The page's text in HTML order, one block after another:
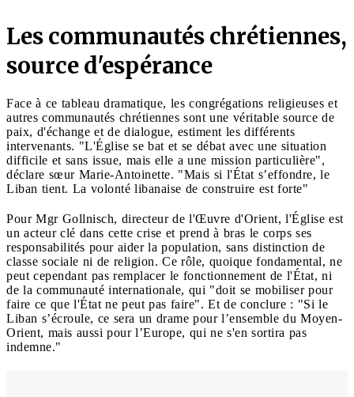
Les communautés chrétiennes,
source d'espérance
Face à ce tableau dramatique, les congrégations religieuses et
autres communautés chrétiennes sont une véritable source de
paix, d'échange et de dialogue, estiment les différents
intervenants. "L'Église se bat et se débat avec une situation
difficile et sans issue, mais elle a une mission particulière",
déclare sœur Marie-Antoinette. "Mais si l'État s’effondre, le
Liban tient. La volonté libanaise de construire est forte"
Pour Mgr Gollnisch, directeur de l'Œuvre d'Orient, l'Église est
un acteur clé dans cette crise et prend à bras le corps ses
responsabilités pour aider la population, sans distinction de
classe sociale ni de religion. Ce rôle, quoique fondamental, ne
peut cependant pas remplacer le fonctionnement de l'État, ni
de la communauté internationale, qui "doit se mobiliser pour
faire ce que l'État ne peut pas faire". Et de conclure : "Si le
Liban s’écroule, ce sera un drame pour l’ensemble du Moyen-
Orient, mais aussi pour l’Europe, qui ne s'en sortira pas
indemne."